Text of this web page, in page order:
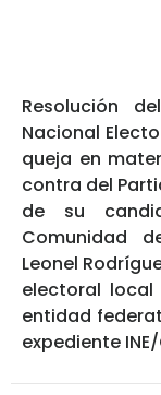
Resolución
Nacional
queja en
contra del
de su
Comunidad
Leonel
electoral local
entidad
expediente